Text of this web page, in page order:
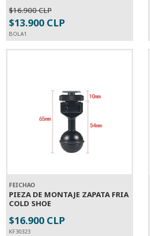
-
$16.900 CLP
$13.900 CLP
BOLA1
FEICHAO
PIEZA DE MONTAJE ZAPATA FRIA
COLD SHOE
-
$16.900 CLP
KF30323